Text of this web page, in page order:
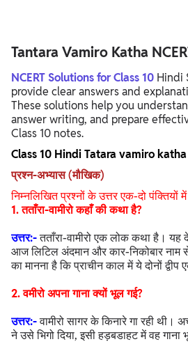
Tantara Vamiro Katha
NCERT Solutions for Class 10 Hindi
provide clear answers and
These solutions help you
answer writing, and prepare
Class 10 notes.
Class 10 Hindi Tatara vamiro
प्रश्न-अभ्यास (मौखिक)
निम्नलिखित प्रश्नों के उत्तर एक-दो पंक्तियों
1. तताँरा-वामीरो कहाँ की कथा है?
उत्तर:-तताँरा-वामीरो एक लोक कथा है। यह
आज लिटिल अंदमान और कार-निकोबार नाम
का मानना है कि प्राचीन काल में ये दोनों द्वीप
2. वमीरो अपना गाना क्यों भूल गई?
उत्तर:-वामीरो सागर के किनारे गा रही
ने उसे भिगो दिया, इसी हड़बडाहट में वह गाना